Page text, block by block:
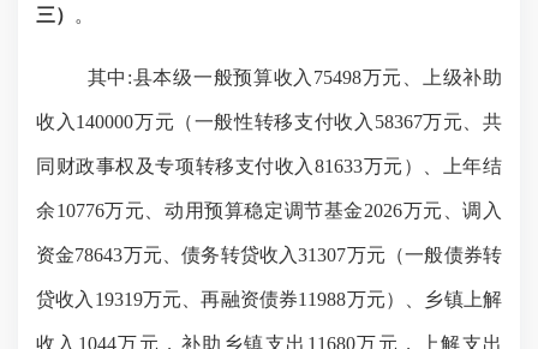
三） 。
其中 :县本级一般预算收入 75498万元、 上级补助
收入 140000万元（一般性转移支付收入 58367万元、共
同财政事权及专项转移支付收入81633万元）、上年结
余10776万元、动用预算稳定调节基金2026万元、调入
资金78643万元、债务转贷收入31307万元（一般债券转
贷收入19319万元、再融资债券11988万元）、乡镇上解
收入1044万元，补助乡镇支出11680万元，上解支出